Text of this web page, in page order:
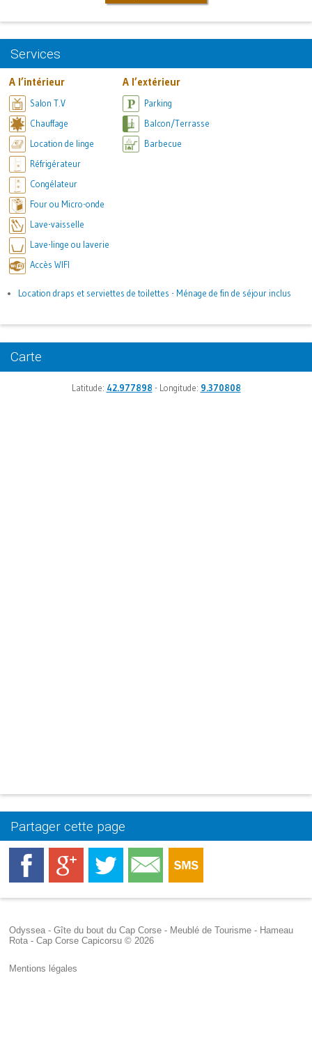
Services
A l’intérieur
Salon T.V
Chauffage
Location de linge
Réfrigérateur
Congélateur
Four ou Micro-onde
Lave-vaisselle
Lave-linge ou laverie
Accès WIFI
A l’extérieur
Parking
Balcon/Terrasse
Barbecue
Location draps et serviettes de toilettes - Ménage de fin de séjour inclus
Carte
Latitude: 42.977898 - Longitude: 9.370808
Partager cette page
Odyssea - Gîte du bout du Cap Corse - Meublé de Tourisme - Hameau
Rota - Cap Corse Capicorsu © 2026
Mentions légales